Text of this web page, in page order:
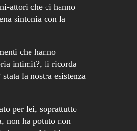
attori che ci hanno
sintonia con la
che hanno
intimit?, li ricorda
la nostra esistenza
per lei, soprattutto
non ha potuto non